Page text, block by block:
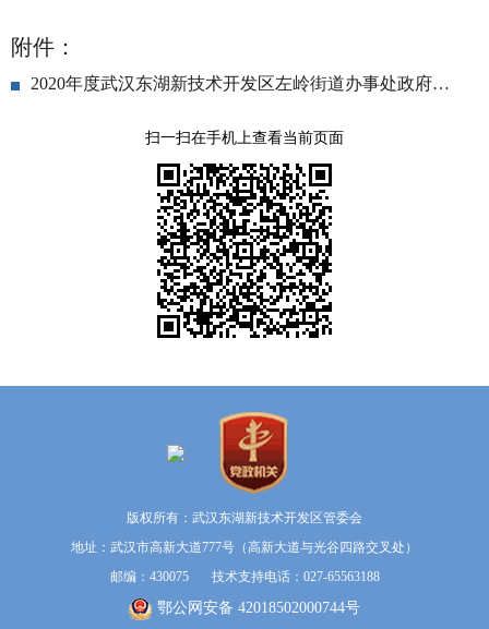
附件：
2020年度武汉东湖新技术开发区左岭街道办事处政府信息公开工作年度报告.docx
扫一扫在手机上查看当前页面
版权所有：武汉东湖新技术开发区管委会
地址：武汉市高新大道777号（高新大道与光谷四路交叉处）
邮编：430075 技术支持电话：027-65563188
鄂公网安备 42018502000744号